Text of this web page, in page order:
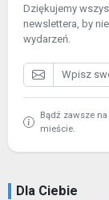
Dziękujemy
newslettera, by
wydarzeń.
Bądź zawsze
mieście.
Dla Ciebie